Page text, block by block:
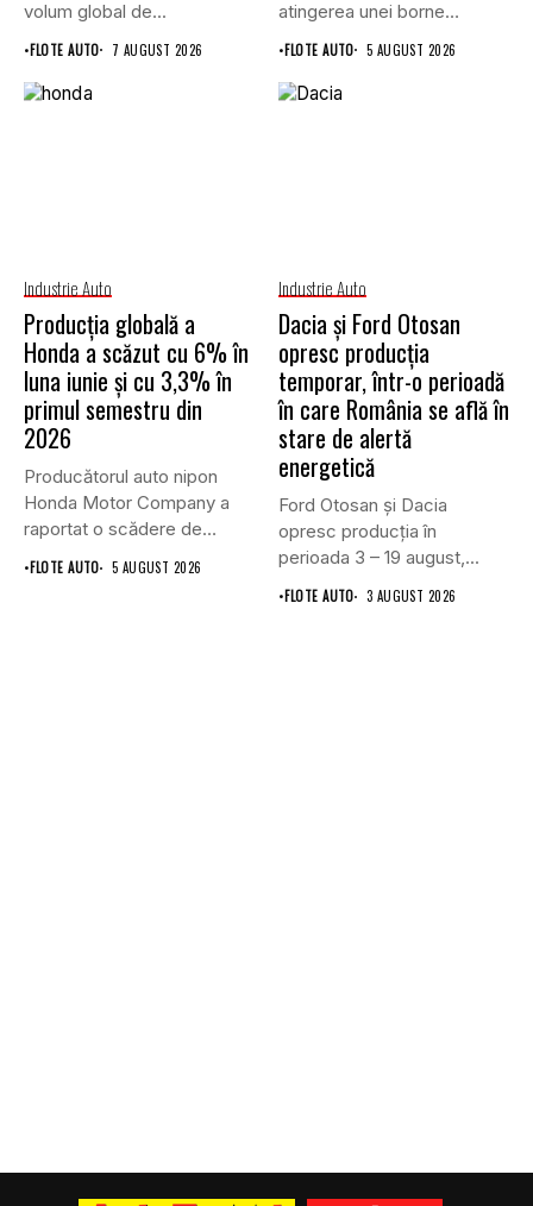
volum global de...
•FLOTE AUTO 7 AUGUST 2026
atingerea unei borne
istorice în industria...
•FLOTE AUTO 5 AUGUST 2026
Industrie Auto
Producția globală a
Honda a scăzut cu 6% în
luna iunie și cu 3,3% în
primul semestru din
2026
Producătorul auto nipon
Honda Motor Company a
raportat o scădere de
6,1%...
•FLOTE AUTO 5 AUGUST 2026
Industrie Auto
Dacia și Ford Otosan
opresc producția
temporar, într-o perioadă
în care România se află în
stare de alertă
energetică
Ford Otosan și Dacia
opresc producția în
perioada 3 – 19 august,...
•FLOTE AUTO 3 AUGUST 2026